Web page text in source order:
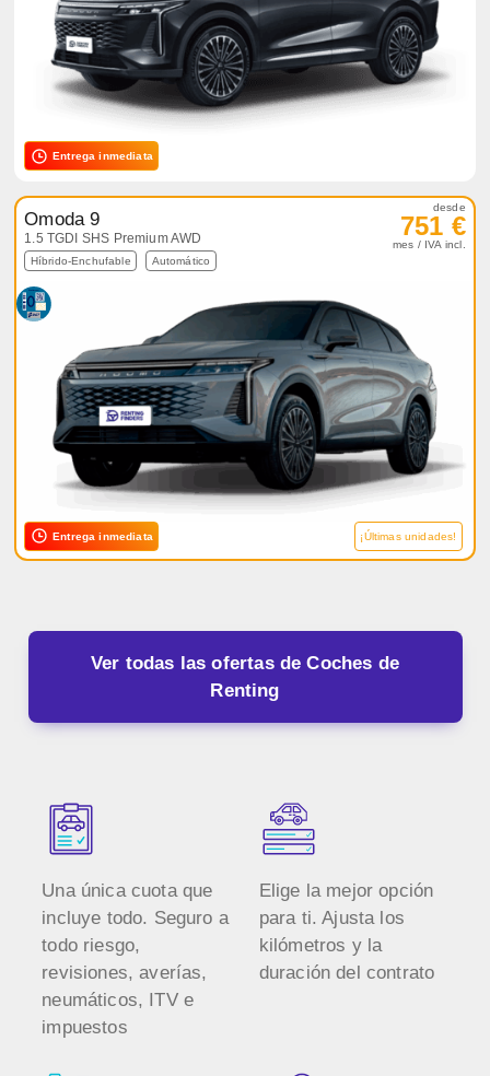
Entrega inmediata
Omoda 9
1.5 TGDI SHS Premium AWD
Híbrido-Enchufable Automático
desde
751 €
mes / IVA incl.
Entrega inmediata ¡Últimas unidades!
Ver todas las ofertas de Coches de
Renting
Una única cuota que
incluye todo. Seguro a
todo riesgo,
revisiones, averías,
neumáticos, ITV e
impuestos
Elige la mejor opción
para ti. Ajusta los
kilómetros y la
duración del contrato